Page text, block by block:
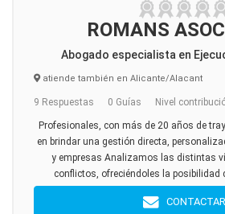
ROMANS
Abogado especialista en
atiende también en Alicante/Alacant
9 Respuestas 0 Guías Nivel
Profesionales, con más de 20 años de
en brindar una gestión directa,
y empresas Analizamos las distintas
conflictos, ofreciéndoles la posibilidad
CONTACTAR